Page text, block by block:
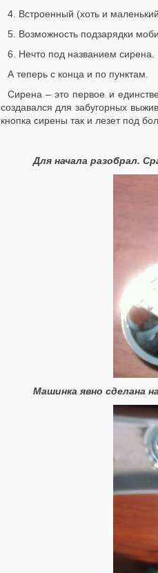
4. Встроенный (хоть и
5. Возможность подзарядки
6. Нечто под названием сирена.
А теперь с конца и по пунктам.
Сирена – это первое и
создавался для забугорных
кнопка сирены так и лезет под
Для начала разобрал.
Машинка явно сделана